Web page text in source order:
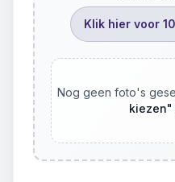
Klik hier voor
Nog geen foto's
kiezen"